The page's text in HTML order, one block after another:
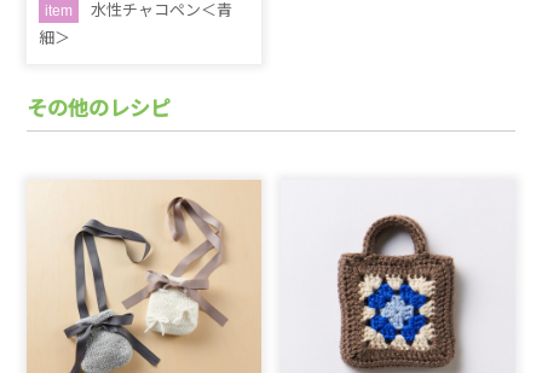
item
水性チャコペン＜青
細＞
その他のレシピ